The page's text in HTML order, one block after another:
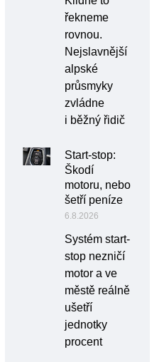
řekneme
rovnou.
Nejslavnější
alpské
průsmyky
zvládne
i běžný řidič
Start-stop:
Škodí
motoru, nebo
šetří peníze
6.8.2026
Systém start-
stop nezničí
motor a ve
městě reálně
ušetří
jednotky
procent